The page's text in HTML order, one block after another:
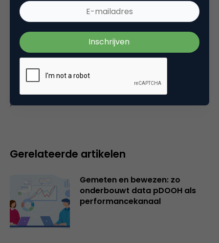
Plaats reactie
om een reactie te
plaatsen.
Gerelateerde artikelen
Gemeten en bewezen: zo
onderbouwt data pDOOH als
performancekanaal